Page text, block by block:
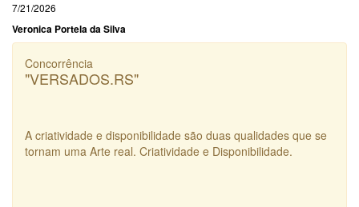
7/21/2026
Veronica Portela da Silva
Concorrência
"VERSADOS.RS"
A criatividade e disponibilidade são duas qualidades que se
tornam uma Arte real. Criatividade e Disponibilidade.